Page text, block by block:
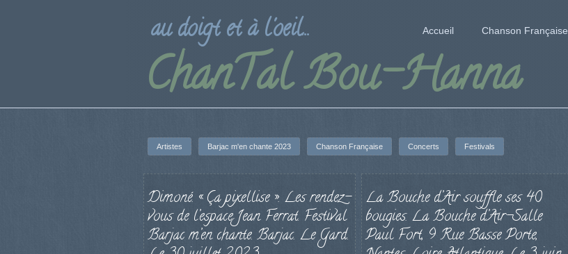
ChanTal Bou-Hanna
au doigt et à l'oeil... Accueil Chanson Française
Artistes Barjac m'en chante 2023 Chanson Française Concerts Festivals
Dimoné. « Ça pixellise ». Les rendez-
vous de l’espace Jean Ferrat. Festival
Barjac m’en chante. Barjac. Le Gard.
La Bouche d’Air souffle ses 40
bougies. La Bouche d’Air-Salle
Paul Fort, 9 Rue Basse Porte,